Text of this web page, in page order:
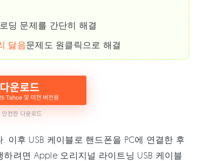
딩 문제를 간단히 해결
닳음문제도 원클릭으로 해결
이후 USB 케이블로 핸드폰을 PC에 연결한 후
려면 Apple 오리지널 라이트닝 USB 케이블